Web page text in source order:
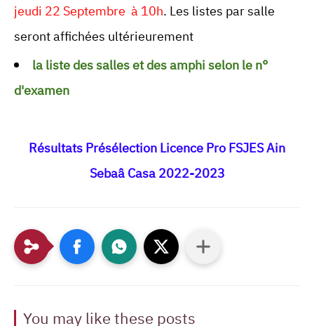
jeudi 22 Septembre à 10h. Les listes par salle
seront affichées ultérieurement
la liste des salles et des amphi selon le n°
d'examen
Résultats Présélection Licence Pro FSJES Ain
Sebaâ Casa 2022-2023
You may like these posts